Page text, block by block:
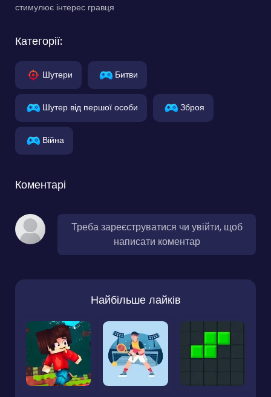
стимулює інтерес гравця
Категорії:
Шутери Битви
Шутер від першої особи Зброя
Війна
Коментарі
Треба зареєструватися чи увійти, щоб
написати коментар
Найбільше лайків